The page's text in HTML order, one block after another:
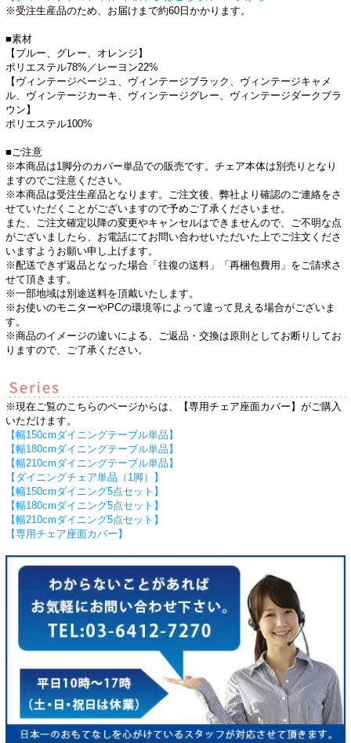
※受注生産品のため、お届けまで約60日かかります。
■素材
【ブルー、グレー、オレンジ】
ポリエステル78%／レーヨン22%
【ヴィンテージベージュ、ヴィンテージブラック、ヴィンテージキャメ
ル、ヴィンテージカーキ、ヴィンテージグレー、ヴィンテージダークブラ
ウン】
ポリエステル100%
■ご注意
※本商品は1脚分のカバー単品での販売です。チェア本体は別売りとなり
ますのでご注意ください。
※本商品は受注生産品となります。ご注文後、弊社より確認のご連絡をさ
せていただくことがございますので予めご了承くださいませ。
また、ご注文確定以降の変更やキャンセルはできませんので、ご不明な点
がございましたら、お電話にてお問い合わせいただいた上でご注文くださ
いますようお願い申し上げます。
※配送できず返品となった場合「往復の送料」「再梱包費用」をご請求さ
せて頂きます。
※一部地域は別途送料を頂戴いたします。
※お使いのモニターやPCの環境等によって違って見える場合がございま
す。
※商品のイメージの違いによる、ご返品・交換は原則としてお断りしてお
りますので、ご了承ください。
※現在ご覧のこちらのページからは、【専用チェア座面カバー】がご購入
いただけます。
【幅150cmダイニングテーブル単品】
【幅180cmダイニングテーブル単品】
【幅210cmダイニングテーブル単品】
【ダイニングチェア単品（1脚）】
【幅150cmダイニング5点セット】
【幅180cmダイニング5点セット】
【幅210cmダイニング5点セット】
【専用チェア座面カバー】